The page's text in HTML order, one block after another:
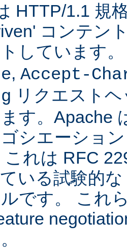
HTTP/1.1 規
コンテン
しています
, Accept-
リクエスト
す。Apache
シエーショ
これは RFC
いる試験的
です。 これ